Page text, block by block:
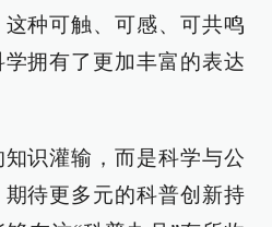
种可触、可感、可共鸣
拥有了更加丰富的表达
识灌输，而是科学与公
待更多元的科普创新持